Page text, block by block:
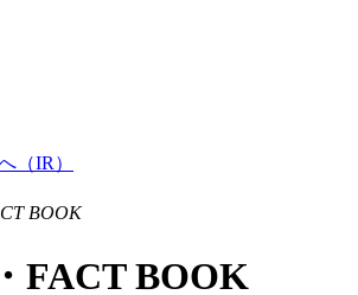
（IR）
BOOK
FACT BOOK